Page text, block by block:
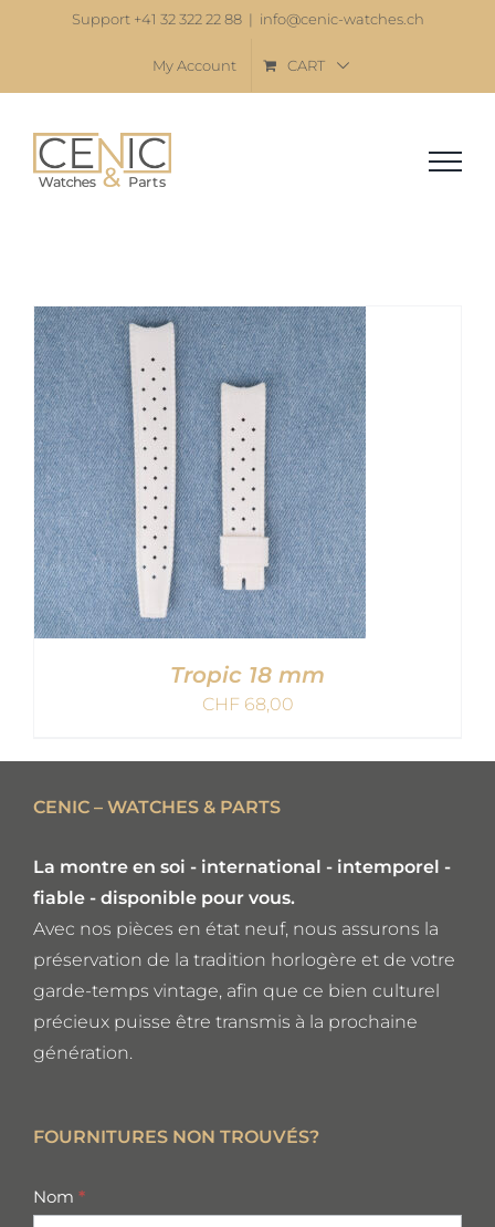
Support +41 32 322 22 88 | info@cenic-watches.ch
My Account CART
AJOUTER AU PANIER
DETAILS
Tropic 18 mm
CHF68,00
CENIC – WATCHES & PARTS
La montre en soi - international - intemporel -
fiable - disponible pour vous.
Avec nos pièces en état neuf, nous assurons la
préservation de la tradition horlogère et de votre
garde-temps vintage, afin que ce bien culturel
précieux puisse être transmis à la prochaine
génération.
FOURNITURES NON TROUVÉS?
missing
Nom *